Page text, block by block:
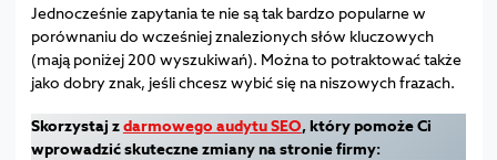
Jednocześnie zapytania te nie są tak bardzo popularne w
porównaniu do wcześniej znalezionych słów kluczowych
(mają poniżej 200 wyszukiwań). Można to potraktować także
jako dobry znak, jeśli chcesz wybić się na niszowych frazach.
Skorzystaj zdarmowego audytu SEO, który pomoże Ci
wprowadzić skuteczne zmiany na stronie firmy: